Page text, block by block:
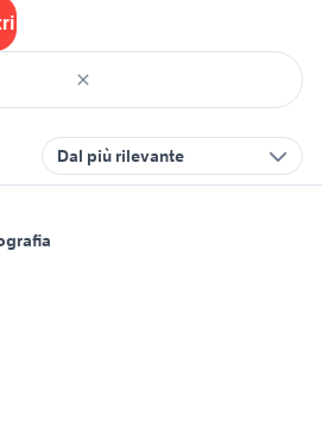
Dal più rilevante